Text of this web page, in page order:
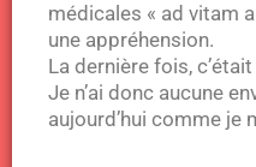
médicales « ad vitam
une appréhension.
La dernière fois,
Je n’ai donc aucune
aujourd’hui comme je